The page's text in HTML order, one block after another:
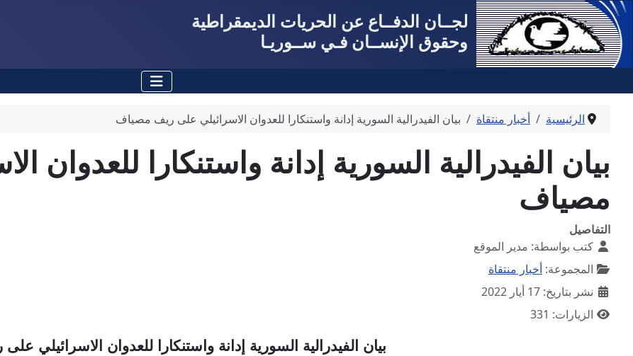
لجــان الدفــاع عن الحريات الديمقراطية
وحقوق الإنســان فـي ســوريـا
الرئيسية أخبار منتقاة بيان الفيدرالية السورية إدانة واستنكارا للعدوان الاسرائيلي على ريف مصياف
بيان الفيدرالية السورية إدانة واستنكارا للعدوان
مصياف
التفاصيل
كتب بواسطة: مدير الموقع
المجموعة: أخبار منتقاة
نشر بتاريخ: 17 أيار 2022
الزيارات: 331
بيان الفيدرالية السورية إدانة واستنكارا للعدوان الاسرائيلي